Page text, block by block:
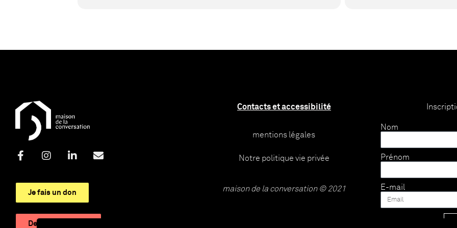
Je fais un don
Devenir adhérent
Contacts et accessibilité
mentions légales
Notre politique vie privée
maison de la conversation © 2021
Nom
Prénom
E-mail